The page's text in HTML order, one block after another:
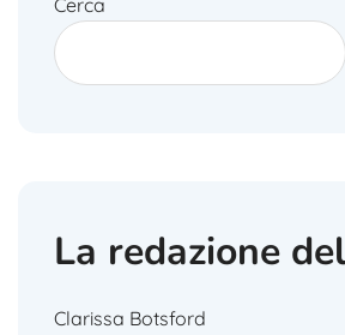
La redazione
Clarissa Botsford